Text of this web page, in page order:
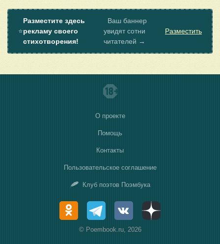
⭐
Разместите здесь
рекламу своего
стихотворения!
Ваш баннер
увидят сотни
читателей →
Разместить
О проекте
Помощь
Контакты
Пользовательское соглашение
Клуб поэтов Поэмбука
© Poembook.ru, 2026